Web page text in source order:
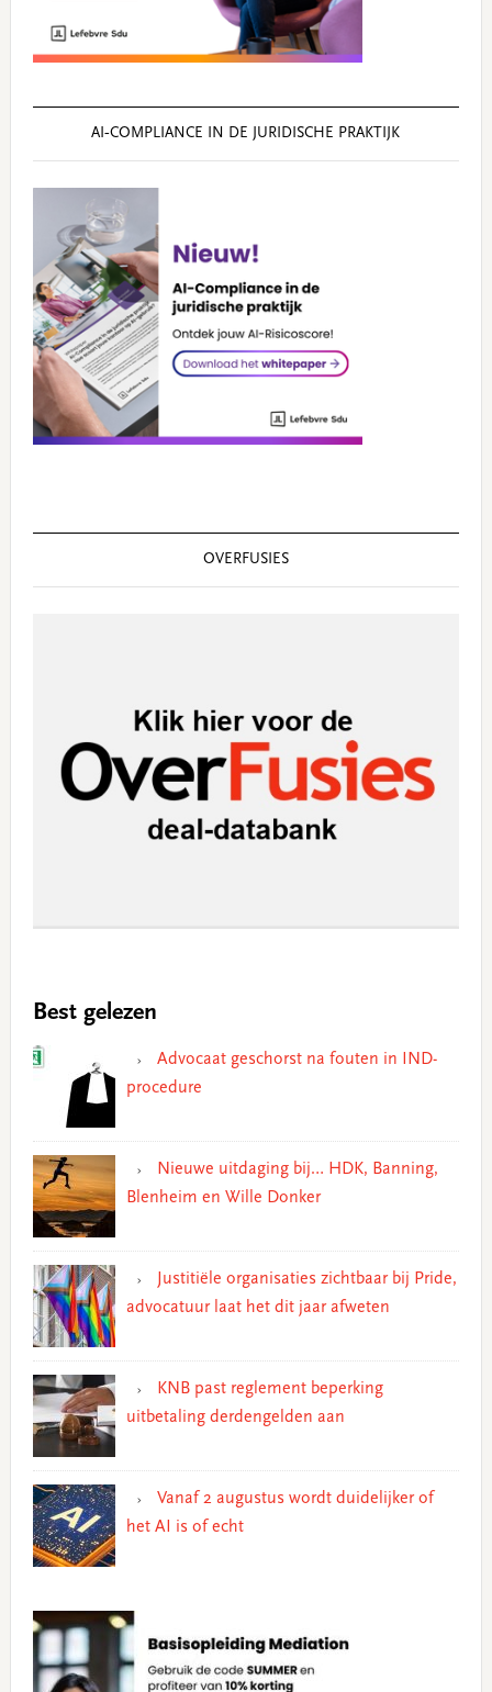
AI‑COMPLIANCE IN DE JURIDISCHE PRAKTIJK
OVERFUSIES
Best gelezen
Advocaat geschorst na fouten in IND-
procedure
Nieuwe uitdaging bij… HDK, Banning,
Blenheim en Wille Donker
Justitiële organisaties zichtbaar bij Pride,
advocatuur laat het dit jaar afweten
KNB past reglement beperking
uitbetaling derdengelden aan
Vanaf 2 augustus wordt duidelijker of
het AI is of echt